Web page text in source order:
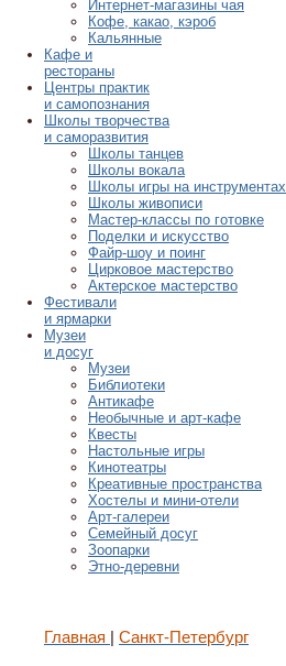
Интернет-магазины чая
Кофе, какао, кэроб
Кальянные
Кафе и
рестораны
Центры практик
и самопознания
Школы творчества
и саморазвития
Школы танцев
Школы вокала
Школы игры на инструментах
Школы живописи
Мастер-классы по готовке
Поделки и искусство
Файр-шоу и поинг
Цирковое мастерство
Актерское мастерство
Фестивали
и ярмарки
Музеи
и досуг
Музеи
Библиотеки
Антикафе
Необычные и арт-кафе
Квесты
Настольные игры
Кинотеатры
Креативные пространства
Хостелы и мини-отели
Арт-галереи
Семейный досуг
Зоопарки
Этно-деревни
Главная Санкт-Петербург